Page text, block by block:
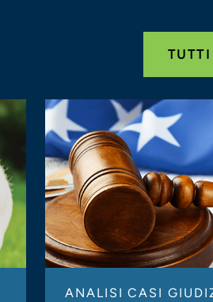
ANALISI CASI